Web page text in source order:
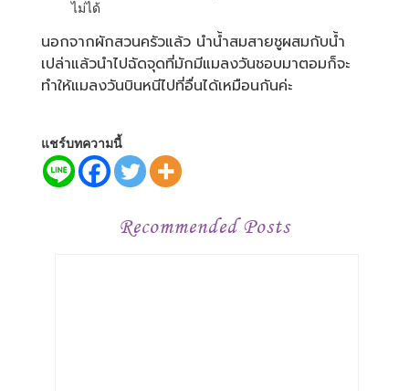
ไม่ได้
นอกจากผักสวนครัวแล้ว นำน้ำสมสายชูผสมกับน้ำ
เปล่าแล้วนำไปฉัดจุดที่มักมีแมลงวันชอบมาตอมก็จะ
ทำให้แมลงวันบินหนีไปที่อื่นได้เหมือนกันค่ะ
แชร์บทความนี้
Recommended Posts